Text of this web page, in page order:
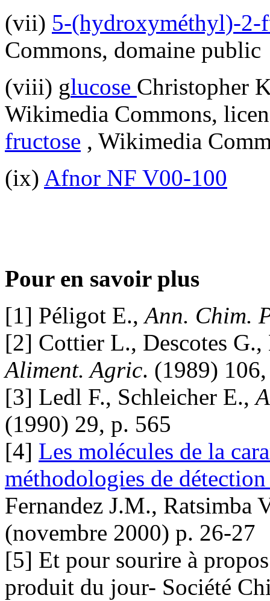
(vii) 5-(hydroxyméthyl)-
Commons, domaine public
(viii) glucose Christopher
Wikimedia Commons,
fructose , Wikimedia
(ix) Afnor NF V00-100
Pour en savoir plus
[1] Péligot E.,Ann. Chim.
[2] Cottier L., Descotes
Aliment. Agric. (1989)
[3] Ledl F., Schleicher E.,
(1990) 29, p. 565
[4] Les molécules de la
méthodologies de
Fernandez J.M., Ratsimba
(novembre 2000) p. 26-27
[5] Et pour sourire à
produit du jour- Société